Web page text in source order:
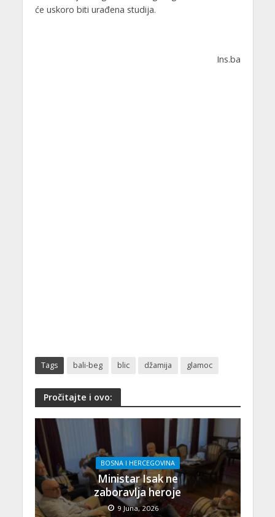
će uskoro biti urađena studija.
Ins.ba
Tags bali-beg blic džamija glamoc
Pročitajte i ovo:
BOSNA I HERCEGOVINA
Ministar Isak ne
zaboravlja heroje
9 Juna, 2026